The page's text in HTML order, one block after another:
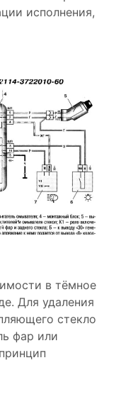
исполнения,
в тёмное
Для удаления
стекло
фар или